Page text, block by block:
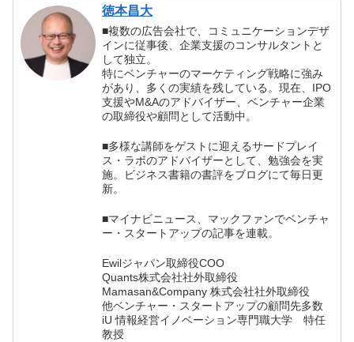
ルで強い戦略の書
評
徳本昌大
■複数の広告会社で、コミュニケーションデザ
インに従事後、企業支援のコンサルタントと
して独立。
特にベンチャーのマーケティング戦略に強み
があり、多くの実績を残している。現在、IPO
支援やM&Aのアドバイザー、ベンチャー企業
の取締役や顧問として活動中。
■多様な講師をゲストに迎えるサードプレイ
ス・ラボのアドバイザーとして、勉強会を実
施。ビジネス書籍の書評をブログにて毎日更
新。
■マイナビニュース、マックファンでベンチャ
ー・スタートアップの記事を連載。
Ewilジャパン取締役COO
Quants株式会社社外取締役
Mamasan&Company 株式会社社外取締役
他ベンチャー・スタートアップの顧問先多数
iU 情報経営イノベーション専門職大学 特任
教授